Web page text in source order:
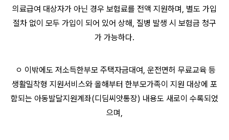
의료급여 대상자가 아닌 경우 보험료를 전액 지원하며, 별도 가입
절차 없이 모두 가입이 되어 있어 상해, 질병 발생 시 보험금 청구
가 가능하다.
ㅇ 이밖에도 저소득한부모 주택자금대여, 운전면허 무료교육 등
생활밀착형 지원서비스와 올해부터 한부모가족이 지원 대상에 포
함되는 아동발달지원계좌(디딤씨앗통장) 내용도 새로이 수록되었
으며,